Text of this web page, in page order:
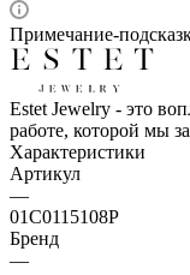
Примечание-
Estet Jewelry - это
работе, которой мы
Характеристики
Артикул
—
01С0115108Р
Бренд
—